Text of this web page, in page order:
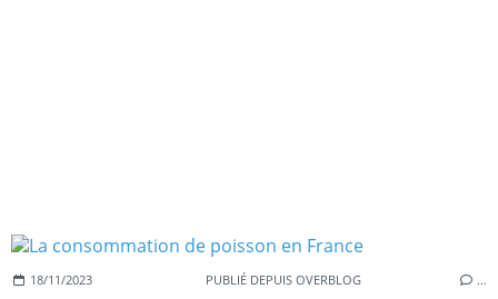
18/11/2023 PUBLIÉ DEPUIS OVERBLOG …